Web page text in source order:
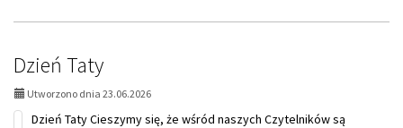
BINGO
Dzień Taty
Utworzono dnia 23.06.2026
Dzień Taty Cieszymy się, że wśród naszych Czytelników są